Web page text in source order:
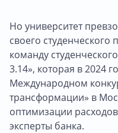
Но университет
своего
команду
3.14», которая в 2024
Международном
трансформации» в
оптимизации
эксперты банка.